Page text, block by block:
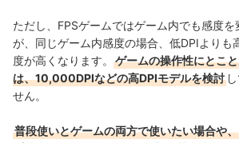
ただし、FPSゲームではゲーム内でも感度
が、同じゲーム内感度の場合、低DPIよりも
度が高くなります。
ゲームの操作性にとこ
は、10,000DPIなどの高DPIモデルを検討
せん。
普段使いとゲームの両方で使いたい場合や